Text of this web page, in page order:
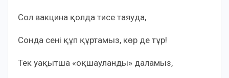
Сол вакцина қолда тисе таяуда,
Сонда сені құп құртамыз, көр де тұр!
Тек уақытша «оқшауланды» даламыз,